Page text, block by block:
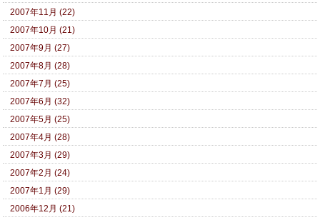
2007年11月 (22)
2007年10月 (21)
2007年9月 (27)
2007年8月 (28)
2007年7月 (25)
2007年6月 (32)
2007年5月 (25)
2007年4月 (28)
2007年3月 (29)
2007年2月 (24)
2007年1月 (29)
2006年12月 (21)